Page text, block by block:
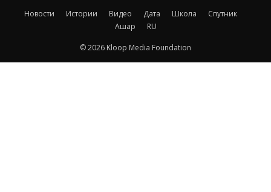
Новости Истории Видео Дата Школа
Спутник
Ашар
RU
© 2026 Kloop Media Foundation